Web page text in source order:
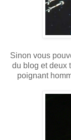
Sinon vous
du blog et deux
poignant